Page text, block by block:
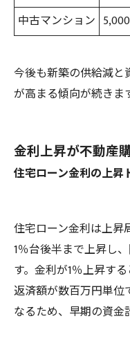
中古マンション
今後も新築の供給減
が高まる傾向が続きま
金利上昇が不動産
住宅ローン金利の上昇
住宅ローン金利は上昇
1％台後半まで上昇し
す。金利が1％上昇す
返済額が数百万円単位
なるため、早期の資金